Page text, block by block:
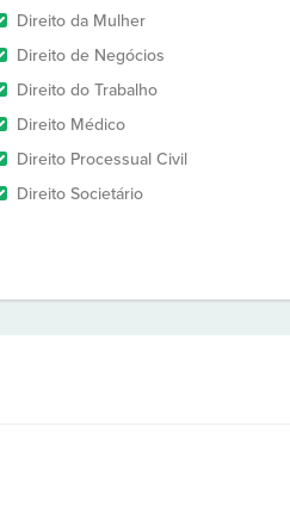
Direito da Mulher
Direito de Negócios
Direito do Trabalho
Direito Médico
Direito Processual Civil
Direito Societário